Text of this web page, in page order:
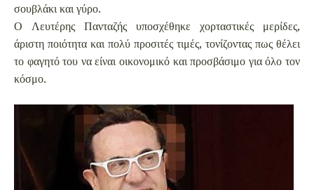
σουβλάκι και γύρο.
Ο Λευτέρης Πανταζής υποσχέθηκε χορταστικές μερίδες,
άριστη ποιότητα και πολύ προσιτές τιμές, τονίζοντας πως θέλει
το φαγητό του να είναι οικονομικό και προσβάσιμο για όλο τον
κόσμο.